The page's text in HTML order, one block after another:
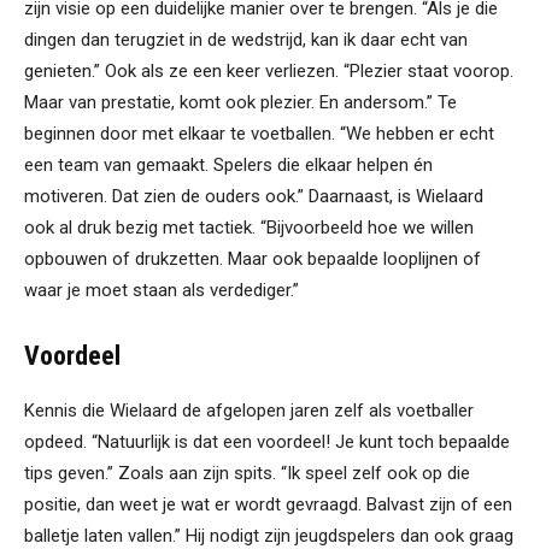
zijn visie op een duidelijke manier over te brengen. “Als je die
dingen dan terugziet in de wedstrijd, kan ik daar echt van
genieten.” Ook als ze een keer verliezen. “Plezier staat voorop.
Maar van prestatie, komt ook plezier. En andersom.” Te
beginnen door met elkaar te voetballen. “We hebben er echt
een team van gemaakt. Spelers die elkaar helpen én
motiveren. Dat zien de ouders ook.” Daarnaast, is Wielaard
ook al druk bezig met tactiek. “Bijvoorbeeld hoe we willen
opbouwen of drukzetten. Maar ook bepaalde looplijnen of
waar je moet staan als verdediger.”
Voordeel
Kennis die Wielaard de afgelopen jaren zelf als voetballer
opdeed. “Natuurlijk is dat een voordeel! Je kunt toch bepaalde
tips geven.” Zoals aan zijn spits. “Ik speel zelf ook op die
positie, dan weet je wat er wordt gevraagd. Balvast zijn of een
balletje laten vallen.” Hij nodigt zijn jeugdspelers dan ook graag